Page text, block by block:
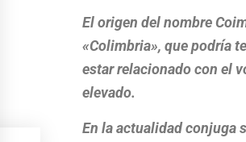
El origen del nombre
«Colimbria», que podría
estar relacionado con el
elevado.
En la actualidad conjuga